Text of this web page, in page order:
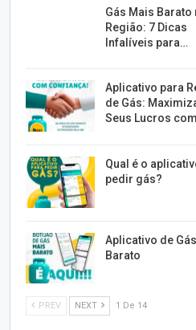
Gás Mais Barato
Região: 7 Dicas
Infalíveis para…
Aplicativo para
de Gás:
Seus Lucros
Qual é o
pedir gás?
Aplicativo de
Barato
PREV NEXT 1 De 14